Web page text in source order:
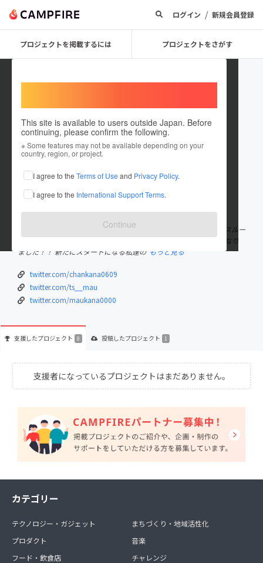
ログイン / 新規会員登録
プロジェクトを掲載するには プロジェクトをさがす
This site is available to users outside Japan. Before
continuing, please confirm the following.
※ Some features may not be available depending on your
country, region, or project.
I agree to the Terms of Use and Privacy Policy.
I agree to the International Support Terms.
Continue
maukana
これまでに1件のプロジェクトを投稿しています
在住国：日本 現在地：東京都
出身国：未設定
皆さん初めまして！ 元東京クリアーズちゃんかなこと夏奈子と 元スルー
スキルズBBAこと西尾舞生が この度、限定ユニットを組むことに なり
ました！！ 新たにスタートになる私達の もっと見る
twitter.com/chankana0609
twitter.com/ts__mau
twitter.com/maukana0000
支援したプロジェクト 0 投稿したプロジェクト 1
支援者になっているプロジェクトはまだありません。
カテゴリー
テクノロジー・ガジェット
プロダクト
フード・飲食店
まちづくり・地域活性化
音楽
チャレンジ